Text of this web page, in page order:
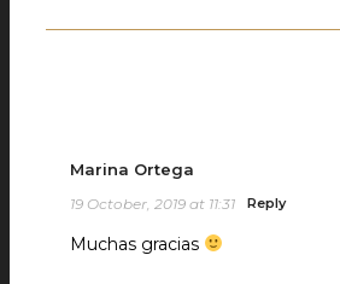
Marina Ortega
19 October, 2019 at 11:31 Reply
Muchas gracias